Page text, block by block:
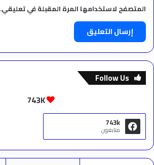
المتصفح لاستخدامها المرة المقبلة في تعليقي.
Follow Us
743K
743k
متابعون